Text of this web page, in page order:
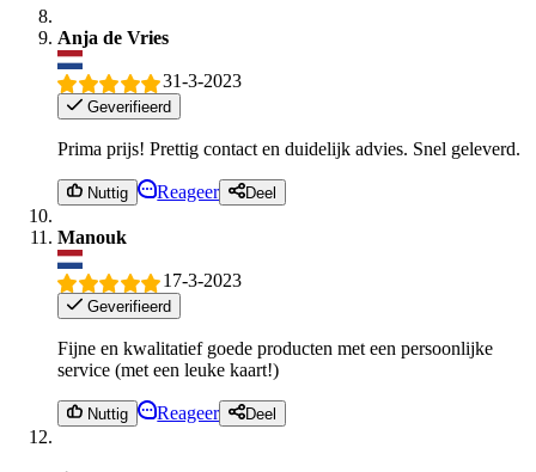
Anja de Vries
31-3-2023
Geverifieerd
Prima prijs! Prettig contact en duidelijk advies. Snel geleverd.
Nuttig Reageer Deel
Manouk
17-3-2023
Geverifieerd
Fijne en kwalitatief goede producten met een persoonlijke
service (met een leuke kaart!)
Nuttig Reageer Deel